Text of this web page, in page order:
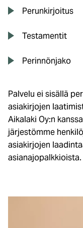
Perunkirjoitus
Testamentit
Perinnönjako
Palvelu ei sisällä
asiakirjojen
Aikalaki Oy:n
järjestömme
asiakirjojen
asianajopalkkioista.